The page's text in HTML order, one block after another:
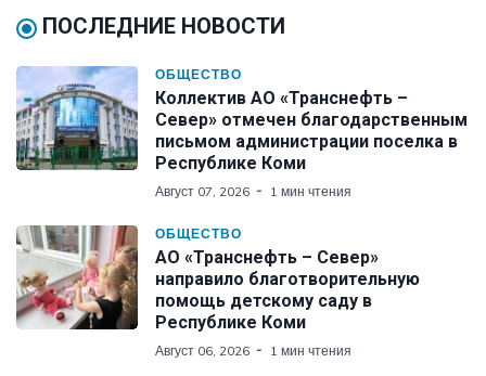
ПОСЛЕДНИЕ НОВОСТИ
ОБЩЕСТВО
Коллектив АО «Транснефть –
Север» отмечен благодарственным
письмом администрации поселка в
Республике Коми
Август 07, 2026 1 мин чтения
ОБЩЕСТВО
АО «Транснефть – Север»
направило благотворительную
помощь детскому саду в
Республике Коми
Август 06, 2026 1 мин чтения